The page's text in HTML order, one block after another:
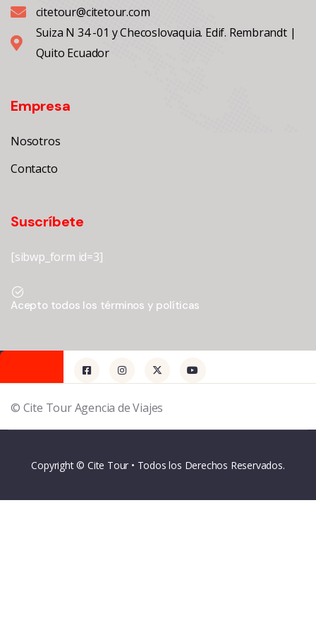
citetour@citetour.com
Suiza N 34 -01 y Checoslovaquia. Edif. Rembrandt |
Quito Ecuador
Empresa
Nosotros
Contacto
Suscríbete
[sibwp_form id=3]
Acepto todos los términos y políticas
© Cite Tour Agencia de Viajes
Copyright © Cite Tour • Todos los Derechos Reservados.